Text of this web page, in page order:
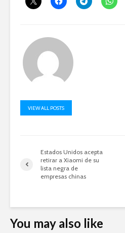
VIEW ALL POSTS
Estados Unidos acepta
retirar a Xiaomi de su
lista negra de
empresas chinas
You may also like